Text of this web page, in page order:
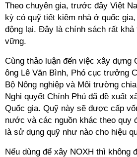
Theo chuyên gia, trước đây Việt
kỳ có quỹ tiết kiệm nhà ở quốc
động lại. Đây là chính sách rất khả
vững.
Cùng thảo luận đến việc xây dựng
Nghị quyết Chính Phủ đã đề xuất
Quốc gia. Quỹ này sẽ được cấp
nước và các nguồn khác theo quy
là sử dụng quỹ như nào cho hiệu
Nếu dùng để xây NOXH thì không